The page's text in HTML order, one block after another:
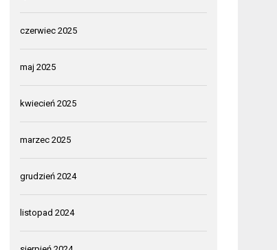
czerwiec 2025
maj 2025
kwiecień 2025
marzec 2025
grudzień 2024
listopad 2024